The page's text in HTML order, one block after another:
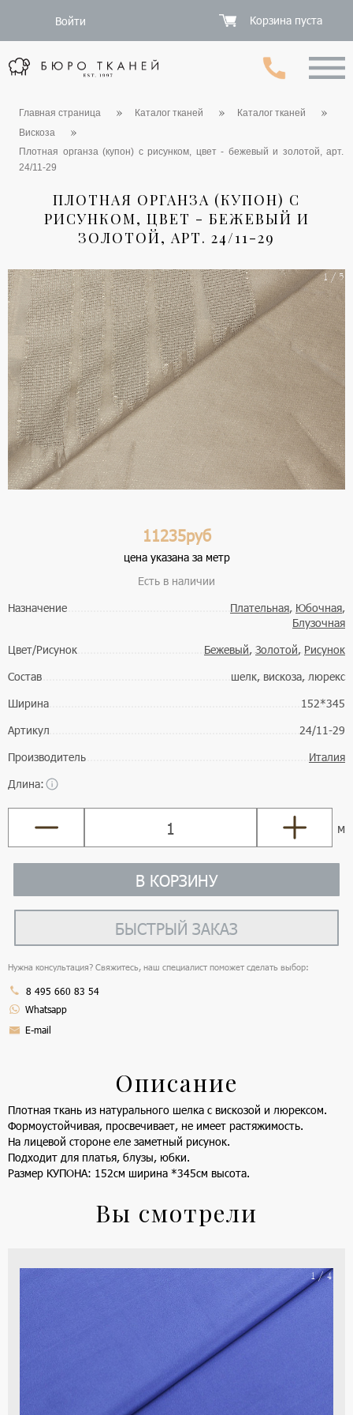
Войти Корзина пуста
Главная страница Каталог тканей
Каталог тканей
Вискоза
Плотная органза (купон) с рисунком, цвет - бежевый и золотой, арт.
24/11-29
ПЛОТНАЯ ОРГАНЗА (КУПОН) С
РИСУНКОМ, ЦВЕТ - БЕЖЕВЫЙ И
ЗОЛОТОЙ, АРТ. 24/11-29
1 / 5
11235руб
цена указана за метр
Есть в наличии
Назначение
Плательная, Юбочная,
Блузочная
Цвет/Рисунок
Бежевый, Золотой, Рисунок
Состав
шелк, вискоза, люрекс
Ширина
152*345
Артикул
24/11-29
Производитель
Италия
Длина:
м
В КОРЗИНУ
БЫСТРЫЙ ЗАКАЗ
Нужна консультация? Свяжитесь, наш специалист поможет сделать выбор:
8 495 660 83 54
Whatsapp
E-mail
Описание
Плотная ткань из натурального шелка с вискозой и люрексом.
Формоустойчивая, просвечивает, не имеет растяжимость.
На лицевой стороне еле заметный рисунок.
Подходит для платья, блузы, юбки.
Размер КУПОНА: 152см ширина *345см высота.
Вы смотрели
1 / 4